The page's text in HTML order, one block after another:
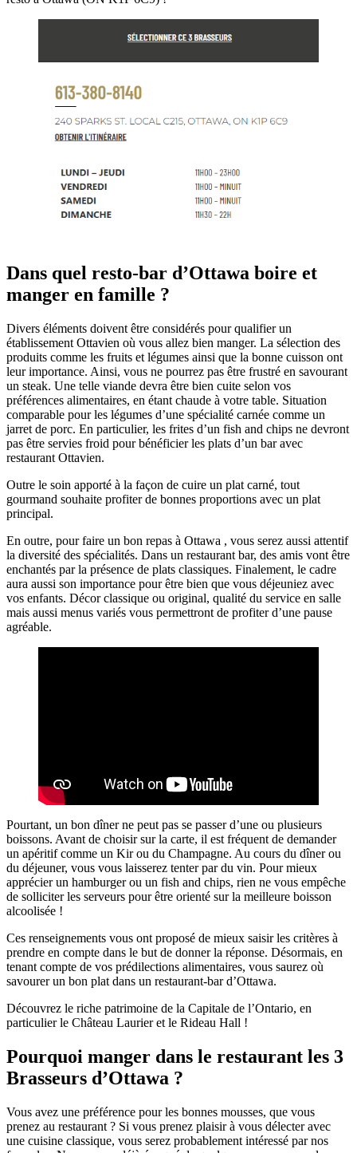
Dans quel resto-bar d’Ottawa boire et
manger en famille ?
Divers éléments doivent être considérés pour qualifier un
établissement Ottavien où vous allez bien manger. La sélection des
produits comme les fruits et légumes ainsi que la bonne cuisson ont
leur importance. Ainsi, vous ne pourrez pas être frustré en savourant
un steak. Une telle viande devra être bien cuite selon vos
préférences alimentaires, en étant chaude à votre table. Situation
comparable pour les légumes d’une spécialité carnée comme un
jarret de porc. En particulier, les frites d’un fish and chips ne devront
pas être servies froid pour bénéficier les plats d’un bar avec
restaurant Ottavien.
Outre le soin apporté à la façon de cuire un plat carné, tout
gourmand souhaite profiter de bonnes proportions avec un plat
principal.
En outre, pour faire un bon repas à Ottawa , vous serez aussi attentif
la diversité des spécialités. Dans un restaurant bar, des amis vont être
enchantés par la présence de plats classiques. Finalement, le cadre
aura aussi son importance pour être bien que vous déjeuniez avec
vos enfants. Décor classique ou original, qualité du service en salle
mais aussi menus variés vous permettront de profiter d’une pause
agréable.
Pourtant, un bon dîner ne peut pas se passer d’une ou plusieurs
boissons. Avant de choisir sur la carte, il est fréquent de demander
un apéritif comme un Kir ou du Champagne. Au cours du dîner ou
du déjeuner, vous vous laisserez tenter par du vin. Pour mieux
apprécier un hamburger ou un fish and chips, rien ne vous empêche
de solliciter les serveurs pour être orienté sur la meilleure boisson
alcoolisée !
Ces renseignements vous ont proposé de mieux saisir les critères à
prendre en compte dans le but de donner la réponse. Désormais, en
tenant compte de vos prédilections alimentaires, vous saurez où
savourer un bon plat dans un restaurant-bar d’Ottawa.
Découvrez le riche patrimoine de la Capitale de l’Ontario, en
particulier le Château Laurier et le Rideau Hall !
Pourquoi manger dans le restaurant les 3
Brasseurs d’Ottawa ?
Vous avez une préférence pour les bonnes mousses, que vous
prenez au restaurant ? Si vous prenez plaisir à vous délecter avec
une cuisine classique, vous serez probablement intéressé par nos